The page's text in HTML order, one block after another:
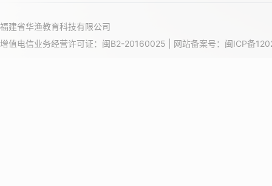
福建省华渔教育科技有限公司
增值电信业务经营许可证：闽B2-20160025 | 网站备案号： 闽ICP备